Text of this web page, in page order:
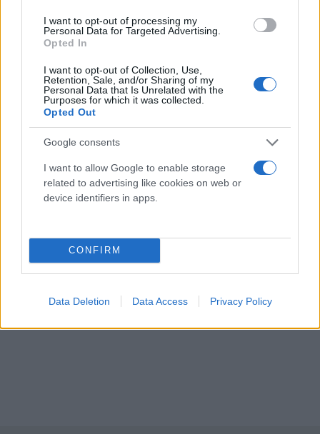
I want to opt-out of processing my
Personal Data for Targeted Advertising.
Opted In
I want to opt-out of Collection, Use,
Retention, Sale, and/or Sharing of my
Personal Data that Is Unrelated with the
Purposes for which it was collected.
Opted Out
Google consents
I want to allow Google to enable storage
related to advertising like cookies on web or
device identifiers in apps.
CONFIRM
Data Deletion Data Access Privacy Policy